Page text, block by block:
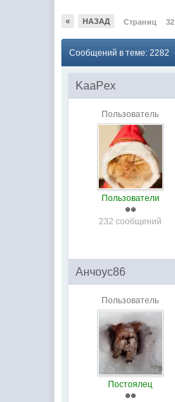
« НАЗАД Страниц 32
Сообщений в теме: 2282
KaaPex
Пользователь
Пользователи
232 сообщений
Анчоус86
Пользователь
Постоялец